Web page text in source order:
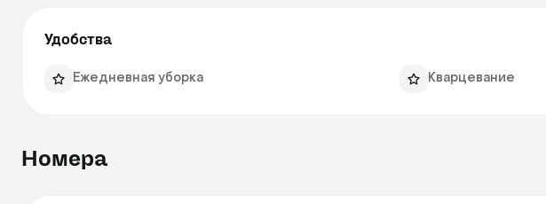
Удобства
Ежедневная уборка Кварцевание
Номера